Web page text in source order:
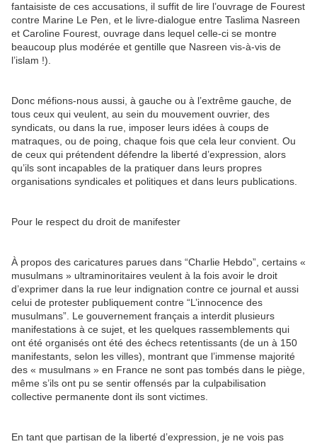
fantaisiste de ces accusations, il suffit de lire l’ouvrage de Fourest
contre Marine Le Pen, et le livre-dialogue entre Taslima Nasreen
et Caroline Fourest, ouvrage dans lequel celle-ci se montre
beaucoup plus modérée et gentille que Nasreen vis-à-vis de
l’islam !).
Donc méfions-nous aussi, à gauche ou à l’extrême gauche, de
tous ceux qui veulent, au sein du mouvement ouvrier, des
syndicats, ou dans la rue, imposer leurs idées à coups de
matraques, ou de poing, chaque fois que cela leur convient. Ou
de ceux qui prétendent défendre la liberté d’expression, alors
qu’ils sont incapables de la pratiquer dans leurs propres
organisations syndicales et politiques et dans leurs publications.
Pour le respect du droit de manifester
À propos des caricatures parues dans “Charlie Hebdo”, certains «
musulmans » ultraminoritaires veulent à la fois avoir le droit
d’exprimer dans la rue leur indignation contre ce journal et aussi
celui de protester publiquement contre “L’innocence des
musulmans”. Le gouvernement français a interdit plusieurs
manifestations à ce sujet, et les quelques rassemblements qui
ont été organisés ont été des échecs retentissants (de un à 150
manifestants, selon les villes), montrant que l’immense majorité
des « musulmans » en France ne sont pas tombés dans le piège,
même s’ils ont pu se sentir offensés par la culpabilisation
collective permanente dont ils sont victimes.
En tant que partisan de la liberté d’expression, je ne vois pas